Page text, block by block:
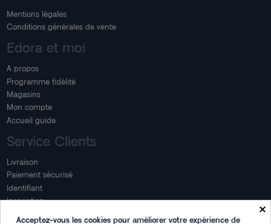
Mentions légales
Conditions générales de vente
Edora et moi
A propos
Programme fidélité
Magasins
Mon compte
Accueil guide
Service Clients
Livraison
Paiement sécurisé
Identifiant
Inscription
×
Acceptez-vous les cookies pour améliorer votre expérience de